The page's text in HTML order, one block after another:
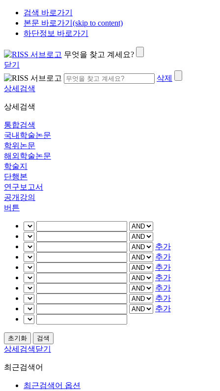
검색 바로가기
본문 바로가기(skip to content)
하단정보 바로가기
무엇을 찾고 계세요?
닫기
삭제
상세검색
상세검색
통합검색
국내학술논문
학위논문
해외학술논문
학술지
단행본
연구보고서
공개강의
버튼
추가
추가
추가
추가
추가
추가
추가
상세검색닫기
최근검색어
최근검색어 옵션